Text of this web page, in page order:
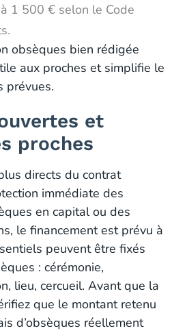
1 500 € selon le Code
obsèques bien rédigée
aux proches et simplifie le
prévues.
et
proches
directs du contrat
immédiate des
en capital ou des
le financement est prévu à
peuvent être fixés
: cérémonie,
lieu, cercueil. Avant que la
que le montant retenu
d’obsèques réellement